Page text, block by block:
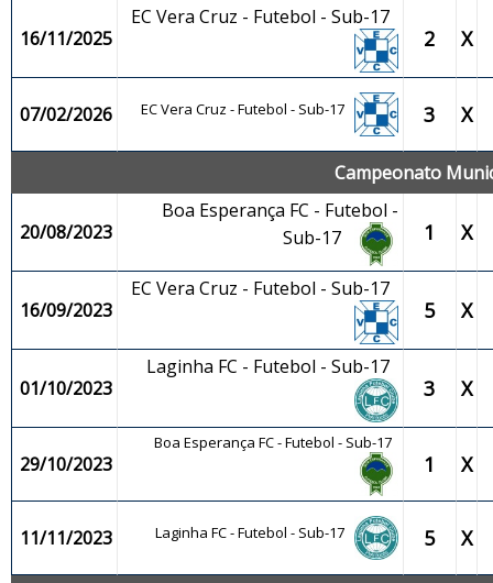
16/11/2025
EC Vera Cruz - Futebol - Sub-17
2 X
07/02/2026 EC Vera Cruz - Futebol - Sub-17 3 X
Campeonato
20/08/2023
Boa Esperança FC - Futebol -
Sub-17
1 X
16/09/2023
EC Vera Cruz - Futebol - Sub-17
5 X
01/10/2023
Laginha FC - Futebol - Sub-17
3 X
29/10/2023
Boa Esperança FC - Futebol - Sub-17
1 X
11/11/2023 Laginha FC - Futebol - Sub-17 5 X